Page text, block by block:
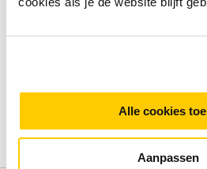
Alle cookies
Aanpassen
review.
Schrijf een review